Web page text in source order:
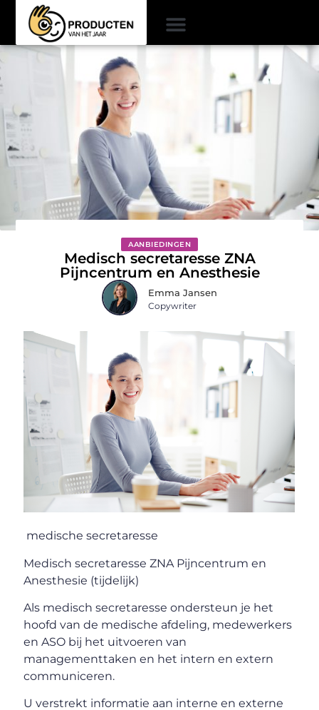
AANBIEDINGEN
Medisch secretaresse ZNA
Pijncentrum en Anesthesie
Emma Jansen
Copywriter
medische secretaresse
Medisch secretaresse ZNA Pijncentrum en
Anesthesie (tijdelijk)
Als medisch secretaresse ondersteun je het
hoofd van de medische afdeling, medewerkers
en ASO bij het uitvoeren van
managementtaken en het intern en extern
communiceren.
U verstrekt informatie aan interne en externe